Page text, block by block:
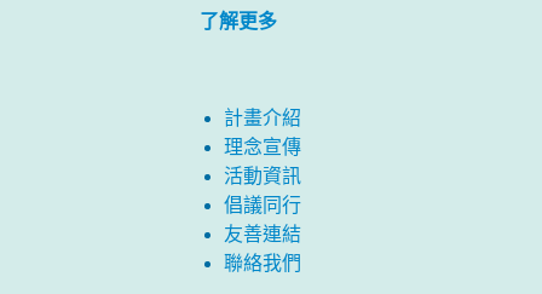
了解更多
計畫介紹
理念宣傳
活動資訊
倡議同行
友善連結
聯絡我們